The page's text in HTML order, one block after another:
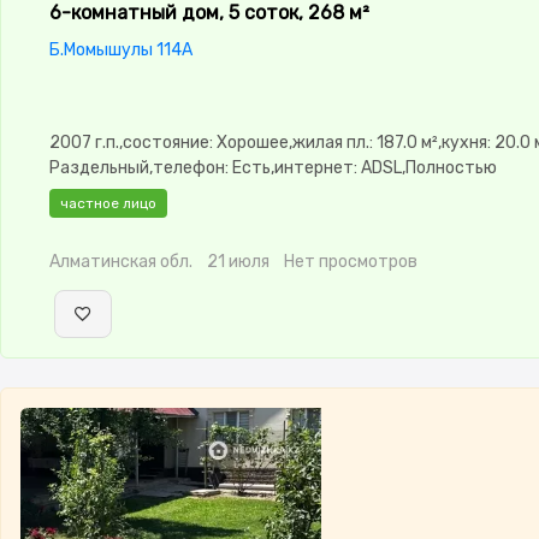
6-комнатный дом, 5 соток, 268 м²
Б.Момышулы 114А
2007 г.п.,состояние: Хорошее,жилая пл.: 187.0 м²,кухня: 20.0
Раздельный,телефон: Есть,интернет: ADSL,Полностью
меблирована,Полностью меблирована,потолки:
3.0,Сигнализация,Видеонаблюдение,Круглосуточная
частное лицо
Алматинская обл. 21 июля Нет просмотров